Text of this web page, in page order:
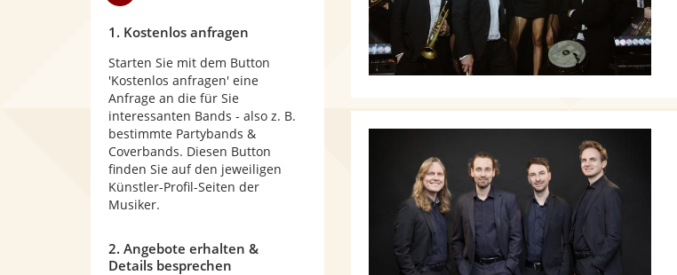
1. Kostenlos anfragen
Starten Sie mit dem Button
'Kostenlos anfragen' eine
Anfrage an die für Sie
interessanten Bands - also z. B.
bestimmte Partybands &
Coverbands. Diesen Button
finden Sie auf den jeweiligen
Künstler-Profil-Seiten der
Musiker.
2. Angebote erhalten &
Details besprechen